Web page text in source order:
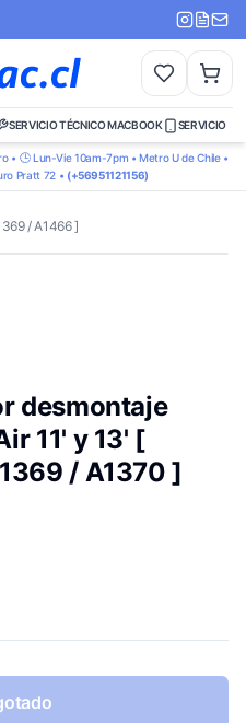
SERVICIO TÉCNICO MACBOOK SERVICIO
• 🕒 Lun-Vie 10am-7pm • Metro U de Chile •
Pratt 72 • (+56951121156)
/ A1466 ]
desmontaje
11' y 13' [
/ A1370 ]